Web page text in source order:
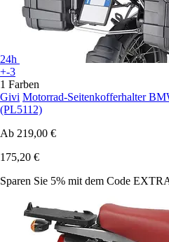
24h
+-3
1 Farben
Givi Motorrad-Seitenkofferhalter
(PL5112)
Ab 219,00 €
175,20 €
Sparen Sie 5% mit dem Code